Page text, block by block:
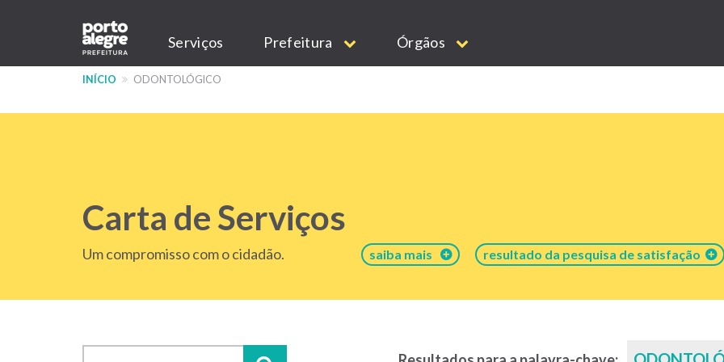
conteúdo
Main
navigation
Serviços Prefeitura Órgãos
INÍCIO ODONTOLÓGICO
Carta de Serviços
Um compromisso com o cidadão. saiba mais resultado da pesquisa de satisfação